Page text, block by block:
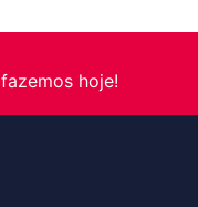
fazemos hoje!